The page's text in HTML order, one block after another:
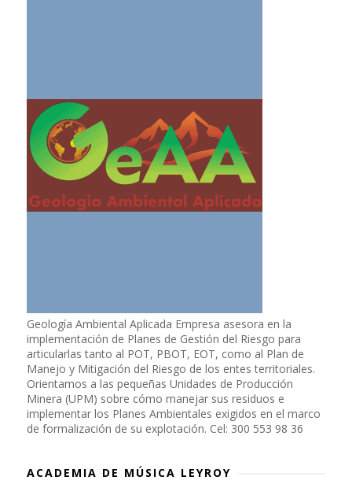
Geología Ambiental Aplicada Empresa asesora en la
implementación de Planes de Gestión del Riesgo para
articularlas tanto al POT, PBOT, EOT, como al Plan de
Manejo y Mitigación del Riesgo de los entes territoriales.
Orientamos a las pequeñas Unidades de Producción
Minera (UPM) sobre cómo manejar sus residuos e
implementar los Planes Ambientales exigidos en el marco
de formalización de su explotación. Cel: 300 553 98 36
ACADEMIA DE MÚSICA LEYROY